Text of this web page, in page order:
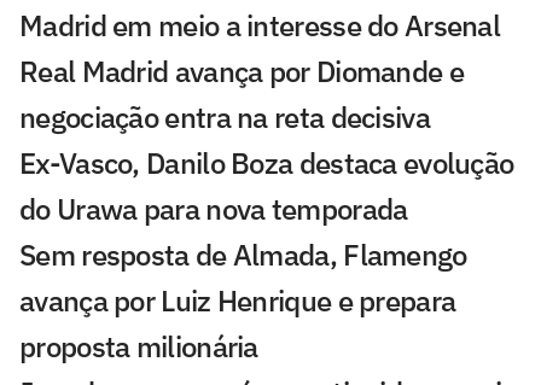
Madrid em meio a interesse do Arsenal
Real Madrid avança por Diomande e
negociação entra na reta decisiva
Ex-Vasco, Danilo Boza destaca evolução
do Urawa para nova temporada
Sem resposta de Almada, Flamengo
avança por Luiz Henrique e prepara
proposta milionária